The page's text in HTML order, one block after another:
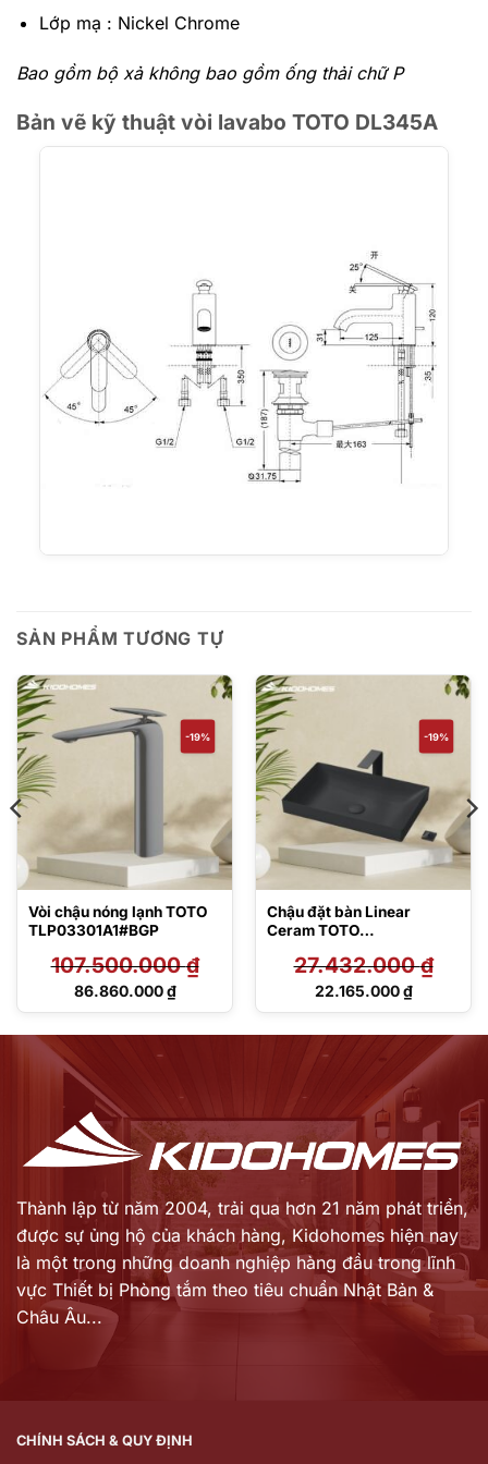
Lớp mạ : Nickel Chrome
Bao gồm bộ xả không bao gồm ống thải chữ P
Bản vẽ kỹ thuật vòi lavabo TOTO DL345A
SẢN PHẨM TƯƠNG TỰ
-19%
Vòi chậu nóng lạnh TOTO
TLP03301A1#BGP
107.500.000₫
Giá
86.860.000₫
Giá
-19%
Chậu đặt bàn Linear
Ceram TOTO
27.432.000₫
Giá
27.432.000 ₫.
22.165.000₫
Giá
22.165.000 ₫.
Thành lập từ năm 2004, trải qua hơn 21 năm phát triển,
được sự ủng hộ của khách hàng, Kidohomes hiện nay
là một trong những doanh nghiệp hàng đầu trong lĩnh
vực Thiết bị Phòng tắm theo tiêu chuẩn Nhật Bản &
Châu Âu...
CHÍNH SÁCH & QUY ĐỊNH